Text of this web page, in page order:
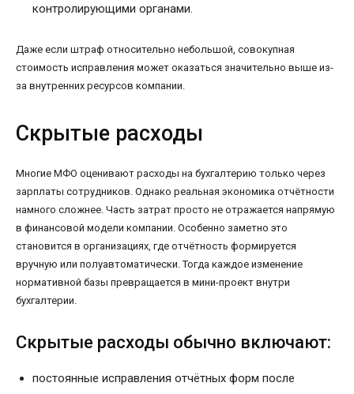
контролирующими органами.
Даже если штраф относительно небольшой, совокупная
стоимость исправления может оказаться значительно выше из-
за внутренних ресурсов компании.
Скрытые расходы
Многие МФО оценивают расходы на бухгалтерию только через
зарплаты сотрудников. Однако реальная экономика отчётности
намного сложнее. Часть затрат просто не отражается напрямую
в финансовой модели компании. Особенно заметно это
становится в организациях, где отчётность формируется
вручную или полуавтоматически. Тогда каждое изменение
нормативной базы превращается в мини-проект внутри
бухгалтерии.
Скрытые расходы обычно включают:
постоянные исправления отчётных форм после